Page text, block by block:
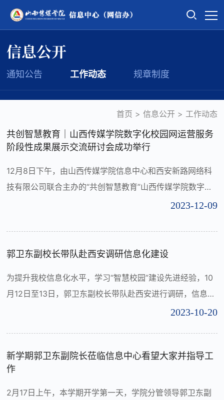
信息公开
通知公告 工作动态 规章制度
首页 > 信息公开 > 工作动态
共创智慧教育｜山西传媒学院数字化校园网运营服务
阶段性成果展示交流研讨会成功举行
12月8日下午，由山西传媒学院信息中心和西安新路网络科
技有限公司联合主办的“共创智慧教育”山西传媒学院数字化
校园网运营服务阶段性成果展示交流研讨会在信息中心举
主题，集结多方行业专家学者，共同探讨当前高校构建数字
化运营服务时所面临的挑战及其解决方案。来自太原理工大
学、太原工业...
2023-12-09
郭卫东副校长带队赴西安调研信息化建设
为提升我校信息化水平，学习“智慧校园”建设先进经验，10
月12日至13日，郭卫东副校长带队赴西安进行调研，信息中
心副主任安剑峰及相关技术人员参加。调研组赴西北大学和
线网络建设进行了沟通交流。 （参观西安新路网络科技有限
公司）西北大学信息化建设和管理处（网络和数据中心）主
任贺小伟介...
2023-10-20
新学期郭卫东副院长莅临信息中心看望大家并指导工
作
2月17日上午，本学期开学第一天，学院分管领导郭卫东副